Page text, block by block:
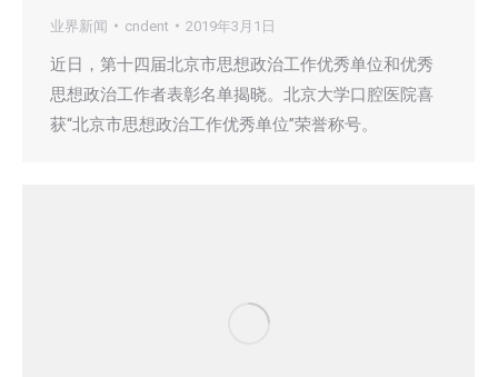
业界新闻 cndent 2019年3月1日
近日，第十四届北京市思想政治工作优秀单位和优秀
思想政治工作者表彰名单揭晓。北京大学口腔医院喜
获“北京市思想政治工作优秀单位”荣誉称号。